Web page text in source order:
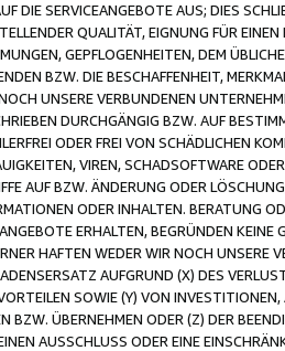
DIE SERVICEANGEBOTE AUS; DIES
QUALITÄT, EIGNUNG FÜR
GEPFLOGENHEITEN, DEM
BZW. DIE BESCHAFFENHEIT,
UNSERE VERBUNDENEN
DURCHGÄNGIG BZW. AUF
ODER FREI VON SCHÄDLICHEN
VIREN, SCHADSOFTWARE
AUF BZW. ÄNDERUNG ODER
ODER INHALTEN. BERATUNG
ERHALTEN, BEGRÜNDEN
HAFTEN WEDER WIR NOCH
AUFGRUND (X) DES
SOWIE (Y) VON
BZW. ÜBERNEHMEN ODER (Z) DER
AUSSCHLUSS ODER EINE